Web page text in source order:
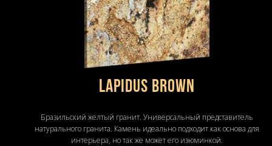
LAPIDUS BROWN
Бразильский желтый гранит. Универсальный представитель
натурального гранита. Камень идеально подходит как основа для
интерьера, но так же может его изюминкой.